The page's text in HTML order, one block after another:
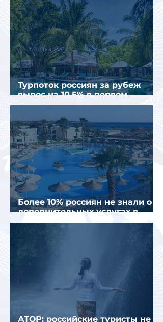
Турпоток россиян за рубеж
вырос на 10,5% в первом
полугодии 2026 года
Более 10% россиян не знали о
дополнительных услугах в
отелях
АТОР: российские туристы не